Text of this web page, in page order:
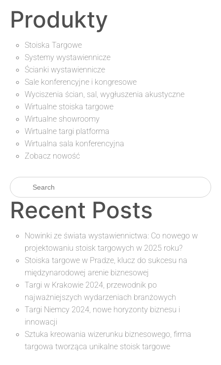
Produkty
Stoiska Targowe
Systemy wystawiennicze
Ścianki wystawiennicze
Sale konferencyjne i kongresowe
Wyciszenia ścian, sal, wygłuszenia akustyczne
Wirtualne stoiska targowe
Wirtualne showroomy
Wirtualne targi platforma
Wirtualna sala konferencyjna
Zobacz nowość
Recent Posts
Nowinki ze świata wystawiennictwa: Co nowego w
projektowaniu stoisk targowych w 2025 roku?
Stoiska targowe w Pradze, klucz do sukcesu na
międzynarodowej arenie biznesowej
Targi w Krakowie 2024, przewodnik po
najważniejszych wydarzeniach branżowych
Targi Niemcy 2024, nowe horyzonty biznesu i
innowacji
Sztuka kreowania wizerunku biznesowego, firma
targowa tworząca unikalne stoisk targowe